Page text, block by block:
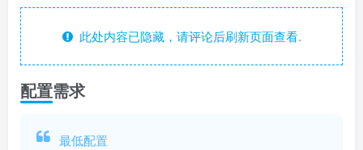
此处内容已隐藏，请评论后刷新页面查看.
配置需求
最低配置